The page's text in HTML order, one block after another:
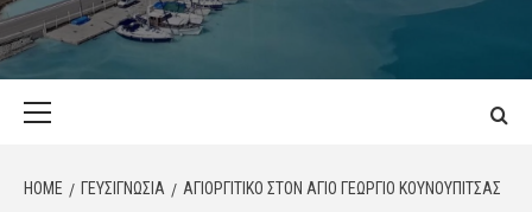
HOME ΓΕΥΣΙΓΝΩΣΙΑ ΑΓΙΟΡΓΊΤΙΚΟ ΣΤΟΝ ΆΓΙΟ ΓΕΏΡΓΙΟ ΚΟΥΝΟΥΠΊΤΣΑΣ